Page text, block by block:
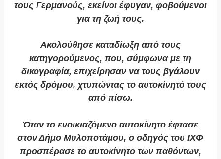
τους Γερμανούς, εκείνοι έφυγαν, φοβούμενοι
για τη ζωή τους.
Ακολούθησε καταδίωξη από τους
κατηγορούμενος, που, σύμφωνα με τη
δικογραφία, επιχείρησαν να τους βγάλουν
εκτός δρόμου, χτυπώντας το αυτοκίνητό τους
από πίσω.
Όταν το ενοικιαζόμενο αυτοκίνητο έφτασε
στον Δήμο Μυλοποτάμου, ο οδηγός του ΙΧΦ
προσπέρασε το αυτοκίνητο των παθόντων,